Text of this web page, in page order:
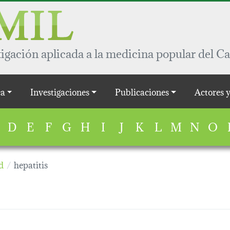
aplicada a la medicina popular del
Investigaciones Publicaciones Actores
D E F G H I J K L M N O
hepatitis